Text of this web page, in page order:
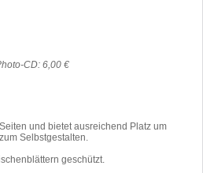
CD: 6,00 €
und bietet ausreichend Platz um
Selbstgestalten.
geschützt.